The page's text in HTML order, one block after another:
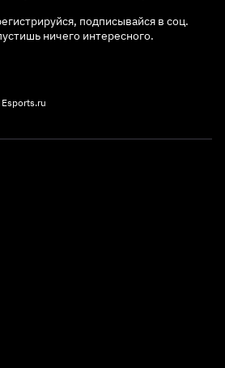
подписывайся в соц.
ничего интересного.
Esports.ru